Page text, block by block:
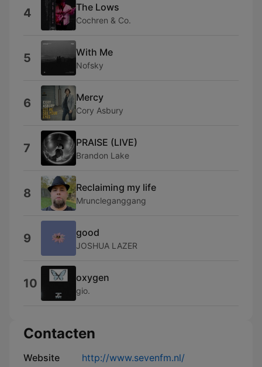
4 The Lows
Cochren & Co.
5 With Me
Nofsky
6 Mercy
Cory Asbury
7 PRAISE (LIVE)
Brandon Lake
8 Reclaiming my life
Mruncleganggang
9 good
JOSHUA LAZER
10 oxygen
gio.
Contacten
Website
http://www.sevenfm.nl/